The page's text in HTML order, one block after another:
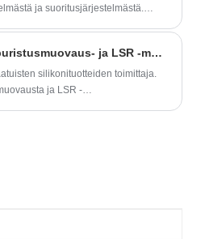
ja suoritusjärjestelmästä.
Kuinka valita silikonipuristusmuovaus- ja LSR -muovaustekniikat?
silikonituotteiden toimittaja.
ja LSR -